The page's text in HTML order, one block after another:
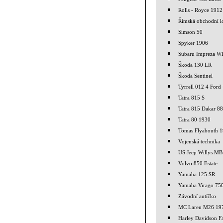
Rolls - Royce 1912
Římská obchodní
Simson 50
Spyker 1906
Subaru Impreza
Škoda 130 LR
Škoda Sentinel
Tyrrell 012 4 Ford
Tatra 815 S
Tatra 815 Dakar 88
Tatra 80 1930
Tomas Flyabouth
Vojenská technika
US Jeep Willys MB
Volvo 850 Estate
Yamaha 125 SR
Yamaha Virago
Závodní autíčko
MC Laren M26
Harley Davidson